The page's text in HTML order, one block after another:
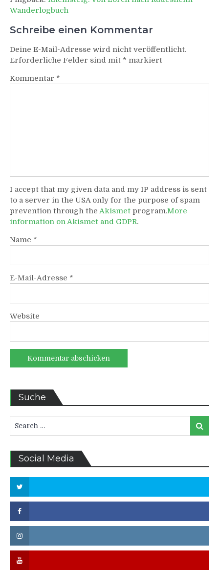
Wanderlogbuch
Schreibe einen Kommentar
Deine E-Mail-Adresse wird nicht veröffentlicht.
Erforderliche Felder sind mit * markiert
Kommentar *
I accept that my given data and my IP address is sent
to a server in the USA only for the purpose of spam
prevention through the Akismet program.More
information on Akismet and GDPR.
Name *
E-Mail-Adresse *
Website
Suche
for:
Search
Social Media